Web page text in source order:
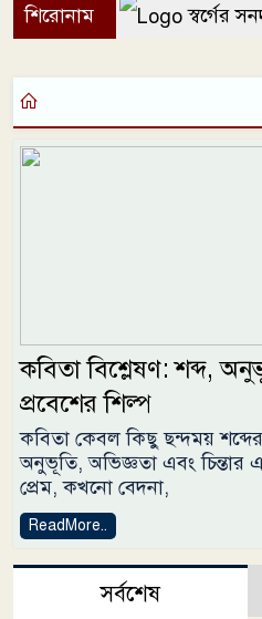
শিরোনাম স্বর্গের
কবিতা বিশ্লেষণ: শব্দ,
প্রবেশের শিল্প
কবিতা কেবল কিছু ছন্দময়
অনুভূতি, অভিজ্ঞতা এবং চিন্তার
প্রেম, কখনো বেদনা,
ReadMore..
সর্বশেষ